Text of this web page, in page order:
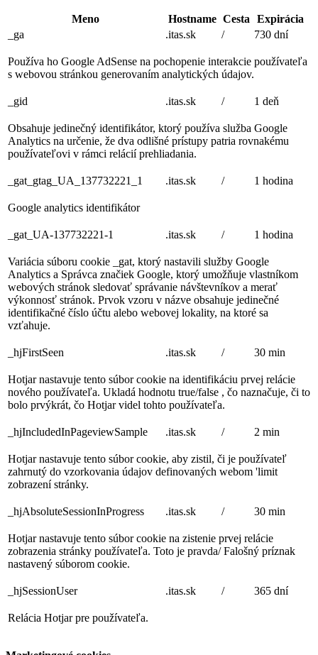
Meno Hostname Cesta
Expirácia
_ga
.itas.sk / 730 dní
Používa ho Google AdSense na pochopenie interakcie používateľa
s webovou stránkou generovaním analytických údajov.
_gid .itas.sk / 1 deň
Obsahuje jedinečný identifikátor, ktorý používa služba Google
Analytics na určenie, že dva odlišné prístupy patria rovnakému
používateľovi v rámci relácií prehliadania.
_gat_gtag_UA_137732221_1 .itas.sk / 1 hodina
Google analytics identifikátor
_gat_UA-137732221-1 .itas.sk / 1 hodina
Variácia súboru cookie _gat, ktorý nastavili služby Google
Analytics a Správca značiek Google, ktorý umožňuje vlastníkom
webových stránok sledovať správanie návštevníkov a merať
výkonnosť stránok. Prvok vzoru v názve obsahuje jedinečné
identifikačné číslo účtu alebo webovej lokality, na ktoré sa
vzťahuje.
_hjFirstSeen .itas.sk / 30 min
Hotjar nastavuje tento súbor cookie na identifikáciu prvej relácie
nového používateľa. Ukladá hodnotu true/false , čo naznačuje, či to
bolo prvýkrát, čo Hotjar videl tohto používateľa.
_hjIncludedInPageviewSample .itas.sk / 2 min
Hotjar nastavuje tento súbor cookie, aby zistil, či je používateľ
zahrnutý do vzorkovania údajov definovaných webom 'limit
zobrazení stránky.
_hjAbsoluteSessionInProgress .itas.sk / 30 min
Hotjar nastavuje tento súbor cookie na zistenie prvej relácie
zobrazenia stránky používateľa. Toto je pravda/ Falošný príznak
nastavený súborom cookie.
_hjSessionUser .itas.sk / 365 dní
Relácia Hotjar pre používateľa.